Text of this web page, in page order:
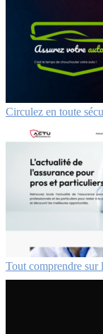
Circulez en toute
Tout comprendre sur